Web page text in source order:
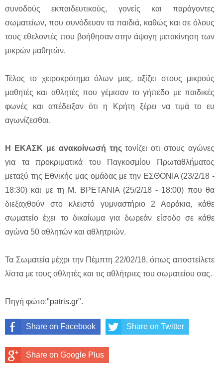
συνοδούς εκπαιδευτικούς, γονείς και παράγοντες
σωματείων, που συνόδευαν τα παιδιά, καθώς και σε όλους
τους εθελοντές που βοήθησαν στην άψογη μετακίνηση των
μικρών μαθητών.
Τέλος το χειροκρότημα όλων μας, αξίζει στους μικρούς
μαθητές και αθλητές που γέμισαν το γήπεδο με παιδικές
φωνές και απέδειξαν ότι η Κρήτη ξέρει να τιμά το ευ
αγωνίζεσθαι.
Η ΕΚΑΣΚ με ανακοίνωσή τηςτονίζει οτι στους αγώνες
για τα προκριματικά του Παγκοσμίου Πρωταθλήματος
μεταξύ της Εθνικής μας ομάδας με την ΕΣΘΟΝΙΑ (23/2/18 -
18:30) και με τη Μ. ΒΡΕΤΑΝΙΑ (25/2/18 - 18:00) που θα
διεξαχθούν στο κλειστό γυμναστήριο 2 Αοράκια, κάθε
σωματείο έχει το δικαίωμα για δωρεάν είσοδο σε κάθε
αγώνα 50 αθλητών και αθλητριών.
Τα Σωματεία μέχρι την Πέμπτη 22/02/18, όπως αποστείλετε
λίστα με τους αθλητές και τις αθλήτριες του σωματείου σας.
Πηγή φώτο:"patris.gr".
Share on Facebook Share on Twitter
Share on Google Plus